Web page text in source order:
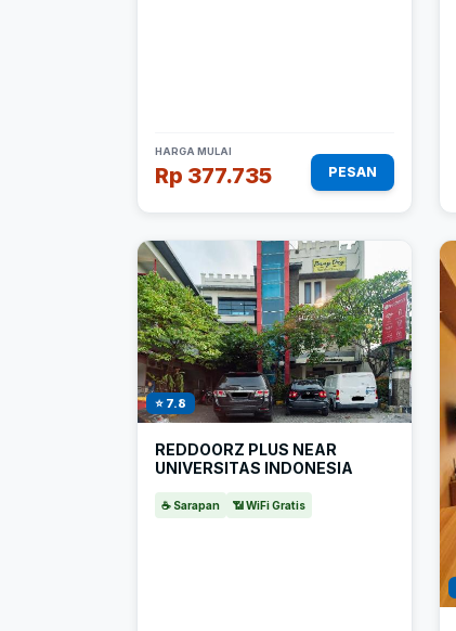
HARGA MULAI
Rp 377.735 PESAN
⭐ 7.8
REDDOORZ PLUS NEAR
UNIVERSITAS INDONESIA
☕ Sarapan 📶 WiFi Gratis